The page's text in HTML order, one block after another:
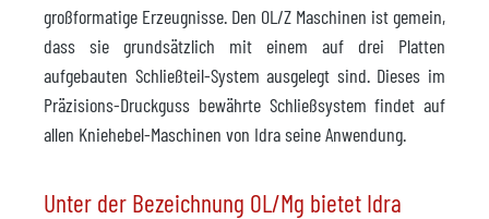
großformatige Erzeugnisse. Den OL/Z Maschinen ist gemein,
dass sie grundsätzlich mit einem auf drei Platten
aufgebauten Schließteil-System ausgelegt sind. Dieses im
Präzisions-Druckguss bewährte Schließsystem findet auf
allen Kniehebel-Maschinen von Idra seine Anwendung.
Unter der Bezeichnung OL/Mg bietet Idra